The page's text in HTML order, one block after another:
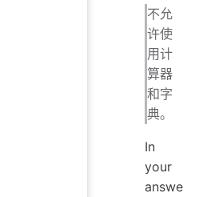
不允
许使
用计
算器
和字
典。
In
your
answe